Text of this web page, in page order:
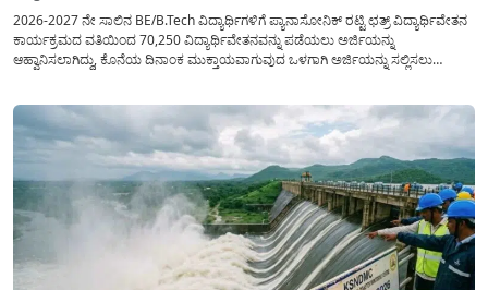
2026-2027 ನೇ ಸಾಲಿನ BE/B.Tech ವಿದ್ಯಾರ್ಥಿಗಳಿಗೆ ಪ್ಯಾನಾಸೋನಿಕ್ ರಟ್ಟಿ ಛತ್ರ್ ವಿದ್ಯಾರ್ಥಿವೇತನ
ಕಾರ್ಯಕ್ರಮದ ವತಿಯಿಂದ 70,250 ವಿದ್ಯಾರ್ಥಿವೇತನವನ್ನು ಪಡೆಯಲು ಅರ್ಜಿಯನ್ನು
ಆಹ್ವಾನಿಸಲಾಗಿದ್ದು, ಕೊನೆಯ ದಿನಾಂಕ ಮುಕ್ತಾಯವಾಗುವುದ ಒಳಗಾಗಿ ಅರ್ಜಿಯನ್ನು ಸಲ್ಲಿಸಲು
ಜಾರಿಗೆ...